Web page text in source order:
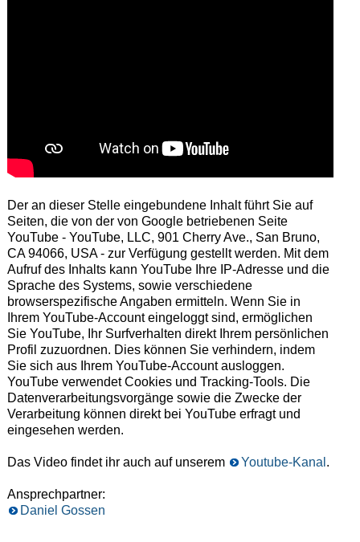
Der an dieser Stelle eingebundene Inhalt führt Sie auf
Seiten, die von der von Google betriebenen Seite
YouTube - YouTube, LLC, 901 Cherry Ave., San Bruno,
CA 94066, USA - zur Verfügung gestellt werden. Mit dem
Aufruf des Inhalts kann YouTube Ihre IP-Adresse und die
Sprache des Systems, sowie verschiedene
browserspezifische Angaben ermitteln. Wenn Sie in
Ihrem YouTube-Account eingeloggt sind, ermöglichen
Sie YouTube, Ihr Surfverhalten direkt Ihrem persönlichen
Profil zuzuordnen. Dies können Sie verhindern, indem
Sie sich aus Ihrem YouTube-Account ausloggen.
YouTube verwendet Cookies und Tracking-Tools. Die
Datenverarbeitungsvorgänge sowie die Zwecke der
Verarbeitung können direkt bei YouTube erfragt und
eingesehen werden.
Das Video findet ihr auch auf unserem Youtube-Kanal .
Ansprechpartner:
Daniel Gossen